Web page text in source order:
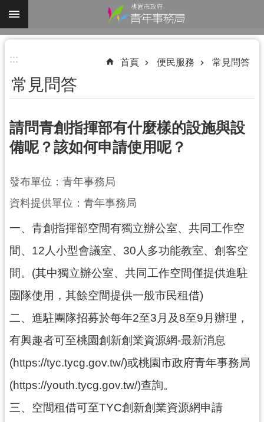
跳到主要內容區塊
進
搜
尋
認
我
們
資
息
公
民
服
::: 首頁 便民服務 常見問答
常見問答
請問青創指揮部有什麼樣的設施與設
備呢？該如何申請使用呢？
發布單位：青年事務局
資料提供單位：青年事務局
一、青創指揮部空間有獨立辦公室、共同工作空
間、12人小型會議室、30人多功能教室、創客空
間。(其中獨立辦公室、共同工作空間僅提供進駐
團隊使用，其餘空間提供一般市民租借)
二、進駐團隊招募於每年2至3月及8至9月辦理，
有興趣者可至桃園創新創業資源網-最新消息
(https://tyc.tycg.gov.tw/)或桃園市政府青年事務局
(https://youth.tycg.gov.tw/)查詢。
三、空間租借可至TYC創新創業資源網申請